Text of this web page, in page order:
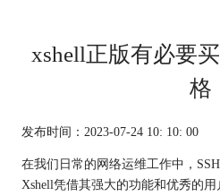
xshell正版有必要
格
发布时间：2023-07-24 10: 10: 00
在我们日常的网络运维工作中，
Xshell凭借其强大的功能和优秀的